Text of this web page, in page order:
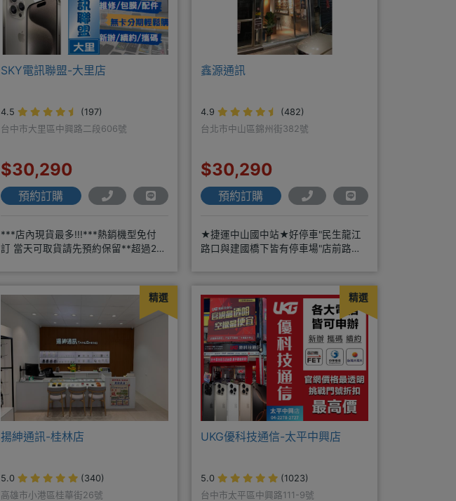
SKY電訊聯盟-大里店
4.5
(197)
台中市大里區中興路二段606號
$30,290
預約訂購
***店內現貨最多!!!***熱銷機型免付
訂 當天可取貨請先預約保留**超過20
鑫源通訊
4.9
(482)
台北市中山區錦州街382號
$30,290
預約訂購
★捷運中山國中站★好停車"民生龍江
路口與建國橋下皆有停車場"店前路口
精選
揚紳通訊-桂林店
5.0
(340)
高雄市小港區桂華街26號
精選
UKG優科技通信-太平中興店
5.0
(1023)
台中市太平區中興路111-9號